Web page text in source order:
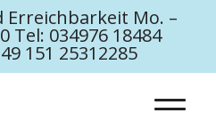
Erreichbarkeit Mo. –
Tel: 034976 18484
151 25312285